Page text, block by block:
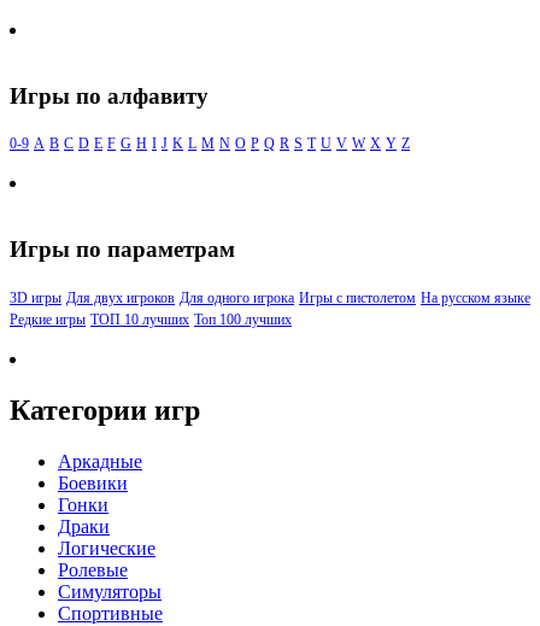
Игры по алфавиту
0-9 A B C D E F G H I J K L M N O P Q R S T U V W X Y Z
Игры по параметрам
3D игры Для двух игроков Для одного игрока Игры с пистолетом На русском языке
Редкие игры ТОП 10 лучших Топ 100 лучших
Категории игр
Аркадные
Боевики
Гонки
Драки
Логические
Ролевые
Симуляторы
Спортивные